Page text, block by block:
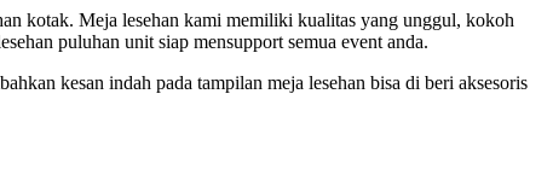
kotak. Meja lesehan kami memiliki kualitas yang unggul, kokoh
puluhan unit siap mensupport semua event anda.
kesan indah pada tampilan meja lesehan bisa di beri aksesoris